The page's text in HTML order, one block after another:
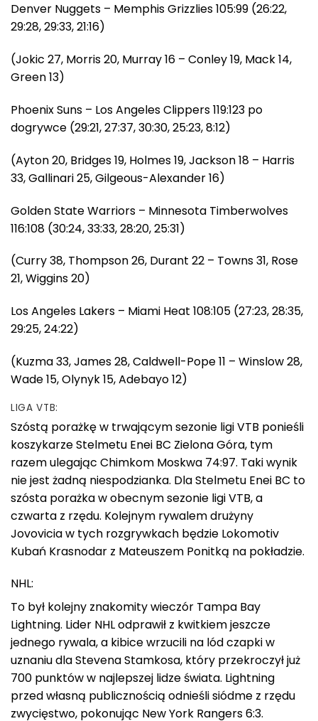
Denver Nuggets – Memphis Grizzlies 105:99 (26:22,
29:28, 29:33, 21:16)
(Jokic 27, Morris 20, Murray 16 – Conley 19, Mack 14,
Green 13)
Phoenix Suns – Los Angeles Clippers 119:123 po
dogrywce (29:21, 27:37, 30:30, 25:23, 8:12)
(Ayton 20, Bridges 19, Holmes 19, Jackson 18 – Harris
33, Gallinari 25, Gilgeous-Alexander 16)
Golden State Warriors – Minnesota Timberwolves
116:108 (30:24, 33:33, 28:20, 25:31)
(Curry 38, Thompson 26, Durant 22 – Towns 31, Rose
21, Wiggins 20)
Los Angeles Lakers – Miami Heat 108:105 (27:23, 28:35,
29:25, 24:22)
(Kuzma 33, James 28, Caldwell-Pope 11 – Winslow 28,
Wade 15, Olynyk 15, Adebayo 12)
LIGA VTB:
Szóstą porażkę w trwającym sezonie ligi VTB ponieśli
koszykarze Stelmetu Enei BC Zielona Góra, tym
razem ulegając Chimkom Moskwa 74:97. Taki wynik
nie jest żadną niespodzianka. Dla Stelmetu Enei BC to
szósta porażka w obecnym sezonie ligi VTB, a
czwarta z rzędu. Kolejnym rywalem drużyny
Jovovicia w tych rozgrywkach będzie Lokomotiv
Kubań Krasnodar z Mateuszem Ponitką na pokładzie.
NHL:
To był kolejny znakomity wieczór Tampa Bay
Lightning. Lider NHL odprawił z kwitkiem jeszcze
jednego rywala, a kibice wrzucili na lód czapki w
uznaniu dla Stevena Stamkosa, który przekroczył już
700 punktów w najlepszej lidze świata. Lightning
przed własną publicznością odnieśli siódme z rzędu
zwycięstwo, pokonując New York Rangers 6:3.